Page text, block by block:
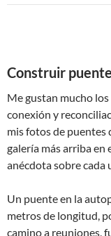
Construir
Me gustan mucho
conexión y
mis fotos de puentes
galería más arriba en
anécdota sobre cada
Un puente en la
metros de longitud,
camino a reuniones,